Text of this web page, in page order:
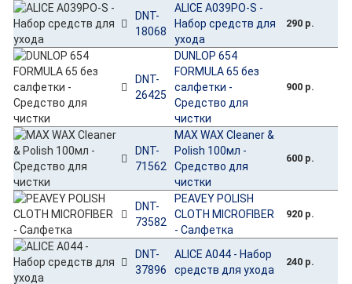
DNT-
18068
ALICE A039PO-S -
Набор средств для
ухода
290 р.
DNT-
26425
DUNLOP 654
FORMULA 65 без
салфетки -
Средство для
чистки
900 р.
DNT-
71562
MAX WAX Cleaner &
Polish 100мл -
Средство для
чистки
600 р.
DNT-
73582
PEAVEY POLISH
CLOTH MICROFIBER
- Салфетка
920 р.
DNT-
37896
ALICE A044 - Набор
средств для ухода
240 р.